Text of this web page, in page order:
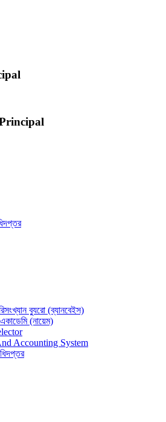
ব্যুরো (ব্যানবেইস)
(নায়েম)
Accounting System